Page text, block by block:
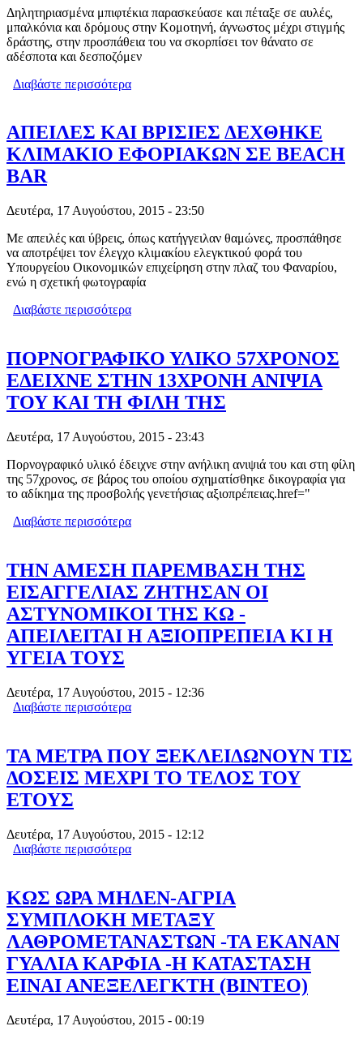
Δηλητηριασμένα μπιφτέκια παρασκεύασε και πέταξε σε αυλές,
μπαλκόνια και δρόμους στην Κομοτηνή, άγνωστος μέχρι στιγμής
δράστης, στην προσπάθεια του να σκορπίσει τον θάνατο σε
αδέσποτα και δεσποζόμεν
Διαβάστε περισσότερα
ΑΠΕΙΛΕΣ ΚΑΙ ΒΡΙΣΙΕΣ ΔΕΧΘΗΚΕ
ΚΛΙΜΑΚΙΟ ΕΦΟΡΙΑΚΩΝ ΣΕ BEACH
BAR
Δευτέρα, 17 Αυγούστου, 2015 - 23:50
Με απειλές και ύβρεις, όπως κατήγγειλαν θαμώνες, προσπάθησε
να αποτρέψει τον έλεγχο κλιμακίου ελεγκτικού φορά του
Υπουργείου Οικονομικών επιχείρηση στην πλαζ του Φαναρίου,
ενώ η σχετική φωτογραφία
Διαβάστε περισσότερα
ΠΟΡΝΟΓΡΑΦΙΚΟ ΥΛΙΚΟ 57ΧΡΟΝΟΣ
ΕΔΕΙΧΝΕ ΣΤΗΝ 13ΧΡΟΝΗ ΑΝΙΨΙΑ
ΤΟΥ ΚΑΙ ΤΗ ΦΙΛΗ ΤΗΣ
Δευτέρα, 17 Αυγούστου, 2015 - 23:43
Πορνογραφικό υλικό έδειχνε στην ανήλικη ανιψιά του και στη φίλη
της 57χρονος, σε βάρος του οποίου σχηματίσθηκε δικογραφία για
το αδίκημα της προσβολής γενετήσιας αξιοπρέπειας.href="
Διαβάστε περισσότερα
ΤΗΝ ΑΜΕΣΗ ΠΑΡΕΜΒΑΣΗ ΤΗΣ
ΕΙΣΑΓΓΕΛΙΑΣ ΖΗΤΗΣΑΝ ΟΙ
ΑΣΤΥΝΟΜΙΚΟΙ ΤΗΣ ΚΩ -
ΑΠΕΙΛΕΙΤΑΙ Η ΑΞΙΟΠΡΕΠΕΙΑ ΚΙ Η
ΥΓΕΙΑ ΤΟΥΣ
Δευτέρα, 17 Αυγούστου, 2015 - 12:36
Διαβάστε περισσότερα
Η ΑΞΙΟΠΡΕΠΕΙΑ ΚΙ Η ΥΓΕΙΑ ΤΟΥΣ
ΤΑ ΜΕΤΡΑ ΠΟΥ ΞΕΚΛΕΙΔΩΝΟΥΝ ΤΙΣ
ΔΟΣΕΙΣ ΜΕΧΡΙ ΤΟ ΤΕΛΟΣ ΤΟΥ
ΕΤΟΥΣ
Δευτέρα, 17 Αυγούστου, 2015 - 12:12
Διαβάστε περισσότερα
ΚΩΣ ΩΡΑ ΜΗΔΕΝ-ΑΓΡΙΑ
ΣΥΜΠΛΟΚΗ ΜΕΤΑΞΥ
ΛΑΘΡΟΜΕΤΑΝΑΣΤΩΝ -ΤΑ ΕΚΑΝΑΝ
ΓΥΑΛΙΑ ΚΑΡΦΙΑ -Η ΚΑΤΑΣΤΑΣΗ
ΕΙΝΑΙ ΑΝΕΞΕΛΕΓΚΤΗ (ΒΙΝΤΕΟ)
Δευτέρα, 17 Αυγούστου, 2015 - 00:19